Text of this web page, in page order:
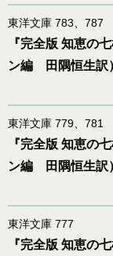
東洋文庫 783、787
『完全版 知恵の
ン編 田隅恒生訳
東洋文庫 779、781
『完全版 知恵の
ン編 田隅恒生訳
東洋文庫 777
『完全版 知恵の